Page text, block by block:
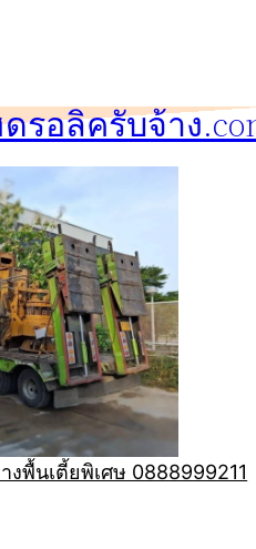
รอลิครับจ้าง
พื้นเตี้ยพิเศษ 0888999211